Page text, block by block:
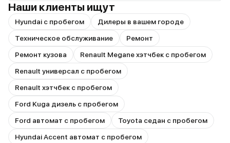
Наши клиенты ищут
Hyundai с пробегом
Дилеры в вашем городе
Техническое обслуживание
Ремонт
Ремонт кузова
Renault Megane хэтчбек с пробегом
Renault универсал с пробегом
Renault хэтчбек с пробегом
Ford Kuga дизель с пробегом
Ford автомат с пробегом
Toyota седан с пробегом
Hyundai Accent автомат с пробегом